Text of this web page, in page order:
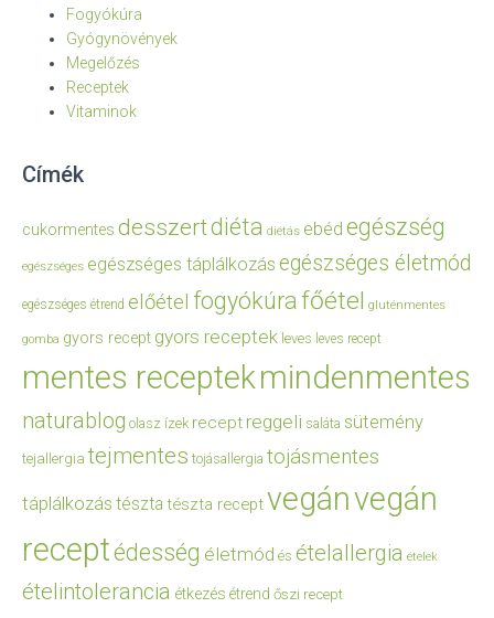
Fogyókúra
Gyógynövények
Megelőzés
Receptek
Vitaminok
Címék
cukormentes desszertdiéta diétás ebéd egészség
egészséges egészséges táplálkozás egészséges életmód
egészséges étrend előétel fogyókúrafőétel gluténmentes
gomba gyors recept gyors receptek leves leves recept
mentes receptekmindenmentes
naturablog olasz ízek recept reggeli saláta sütemény
tejallergia tejmentes tojásallergia tojásmentes
táplálkozás tészta tészta receptvegánvegán
receptédesség életmód és ételallergia ételek
ételintolerancia étkezés étrend őszi recept